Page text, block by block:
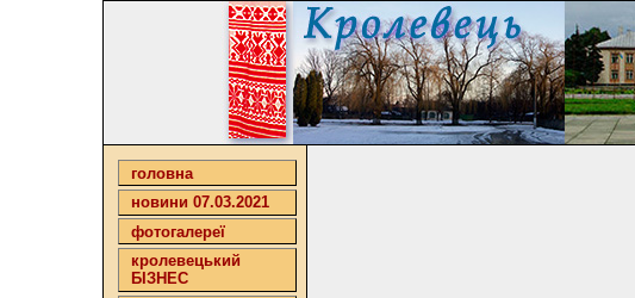
головна
новини 07.03.2021
фотогалереї
кролевецький
БІЗНЕС